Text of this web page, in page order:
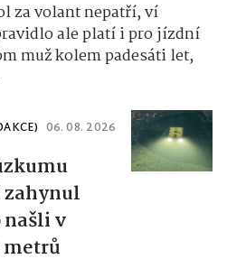
za volant nepatří, ví
ale platí i pro jízdní
muž kolem padesáti let,
06. 08. 2026
našli v
metrů